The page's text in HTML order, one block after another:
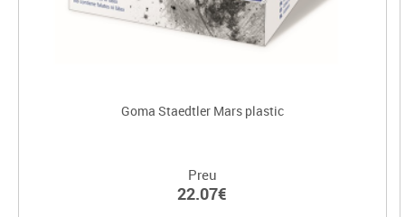
Goma Staedtler Mars plastic
Preu
22.07€